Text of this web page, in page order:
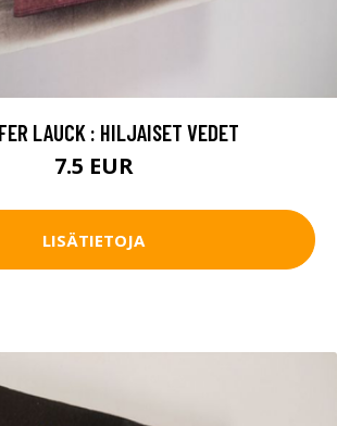
LAUCK : HILJAISET VEDET
7.5 EUR
LISÄTIETOJA